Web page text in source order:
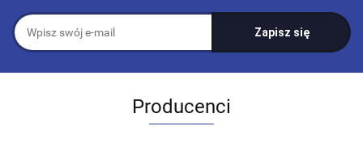
Producenci